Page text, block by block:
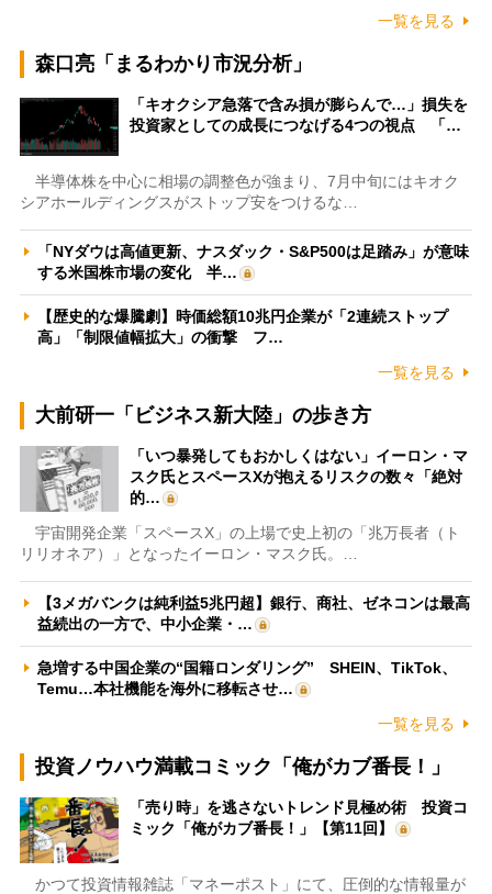
一覧を見る
森口亮「まるわかり市況分析」
「キオクシア急落で含み損が膨らんで…」損失を
投資家としての成長につなげる4つの視点 「…
半導体株を中心に相場の調整色が強まり、7月中旬にはキオク
シアホールディングスがストップ安をつけるな…
「NYダウは高値更新、ナスダック・S&P500は足踏み」が意味
する米国株市場の変化 半…
【歴史的な爆騰劇】時価総額10兆円企業が「2連続ストップ
高」「制限値幅拡大」の衝撃 フ…
一覧を見る
大前研一「ビジネス新大陸」の歩き方
「いつ暴発してもおかしくはない」イーロン・マ
スク氏とスペースXが抱えるリスクの数々「絶対
的…
宇宙開発企業「スペースX」の上場で史上初の「兆万長者（ト
リリオネア）」となったイーロン・マスク氏。…
【3メガバンクは純利益5兆円超】銀行、商社、ゼネコンは最高
益続出の一方で、中小企業・…
急増する中国企業の“国籍ロンダリング” SHEIN、TikTok、
Temu…本社機能を海外に移転させ…
一覧を見る
投資ノウハウ満載コミック「俺がカブ番長！」
「売り時」を逃さないトレンド見極め術 投資コ
ミック「俺がカブ番長！」【第11回】
かつて投資情報雑誌「マネーポスト」にて、圧倒的な情報量が